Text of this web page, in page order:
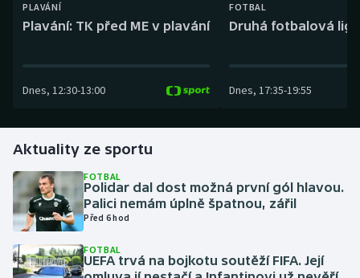
Dostihy
Futsal
Gymnastika
Házená
Jezdectví
PLAVÁNÍ
Plavání: TK před ME v plavání
Dnes, 12:30-13:00
FOTBAL
Druhá fotbalová
Dnes, 17:35-19:55
Aktuality ze sportu
FOTBAL
Polidar dal dost možná první gól hlavou.
Palici nemám úplně špatnou, zářil
Před 6 hod
FOTBAL
UEFA trvá na bojkotu soutěží FIFA. Její